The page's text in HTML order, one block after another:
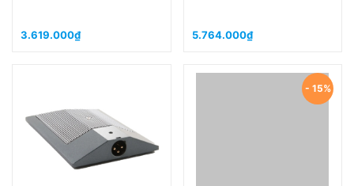
3.619.000₫ 5.764.000₫
- 15%